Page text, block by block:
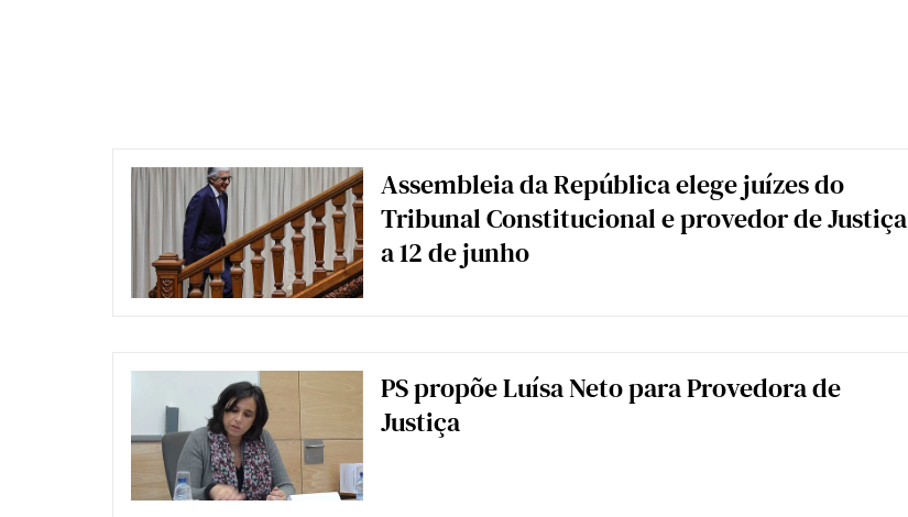
Assembleia da República elege juízes do
Tribunal Constitucional e provedor de Justiça
a 12 de junho
PS propõe Luísa Neto para Provedora de
Justiça